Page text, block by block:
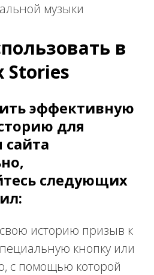
музыки
в
эффективную
для
следующих
историю призыв к
кнопку или
с помощью которой